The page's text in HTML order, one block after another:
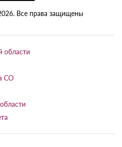
Все права защищены
области
СО